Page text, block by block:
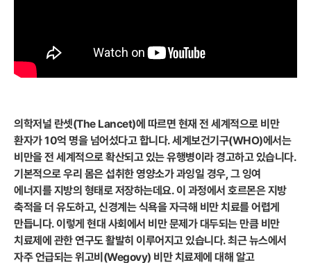
의학저널 란셋(The Lancet)에 따르면 현재 전 세계적으로 비만
환자가 10억 명을 넘어섰다고 합니다. 세계보건기구(WHO)에서는
비만을 전 세계적으로 확산되고 있는 유행병이라 경고하고 있습니다.
기본적으로 우리 몸은 섭취한 영양소가 과잉일 경우, 그 잉여
에너지를 지방의 형태로 저장하는데요. 이 과정에서 호르몬은 지방
축적을 더 유도하고, 신경계는 식욕을 자극해 비만 치료를어렵게
만듭니다. 이렇게 현대 사회에서 비만 문제가 대두되는 만큼 비만
치료제에 관한 연구도 활발히 이루어지고 있습니다. 최근 뉴스에서
자주 언급되는 위고비(Wegovy) 비만 치료제에 대해 알고